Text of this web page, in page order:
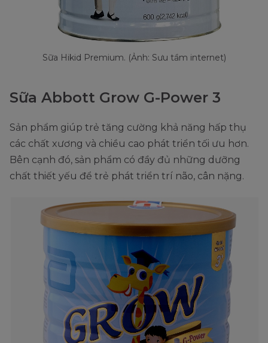
Sữa Hikid Premium. (Ảnh: Sưu tầm internet)
Sữa Abbott Grow G-Power 3
Sản phẩm giúp trẻ tăng cường khả năng hấp thụ
các chất xương và chiều cao phát triển tối ưu hơn.
Bên cạnh đó, sản phẩm có đầy đủ những dưỡng
chất thiết yếu để trẻ phát triển trí não, cân nặng.